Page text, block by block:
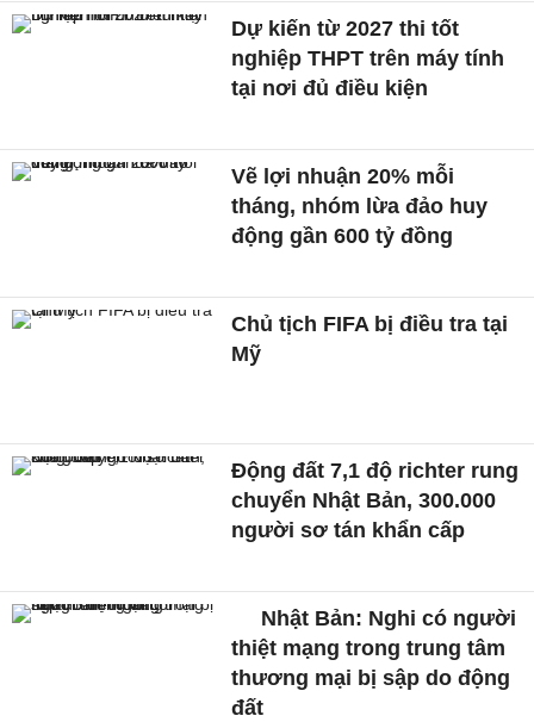
Dự kiến từ 2027 thi tốt
nghiệp THPT trên máy tính
tại nơi đủ điều kiện
Vẽ lợi nhuận 20% mỗi
tháng, nhóm lừa đảo huy
động gần 600 tỷ đồng
Chủ tịch FIFA bị điều tra tại
Mỹ
Động đất 7,1 độ richter rung
chuyển Nhật Bản, 300.000
người sơ tán khẩn cấp
Nhật Bản: Nghi có người
thiệt mạng trong trung tâm
thương mại bị sập do động
đất